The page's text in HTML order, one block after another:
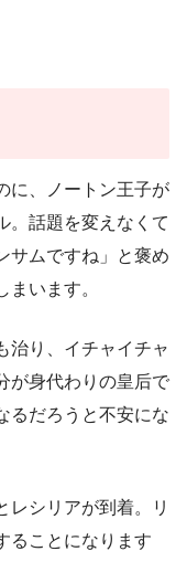
に、ノートン王子が
。話題を変えなくて
サムですね」と褒め
います。
治り、イチャイチャ
が身代わりの皇后で
るだろうと不安にな
レシリアが到着。リ
ることになります